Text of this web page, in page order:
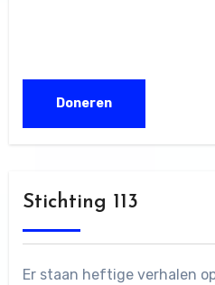
Stichting 113
Er staan heftige verhalen